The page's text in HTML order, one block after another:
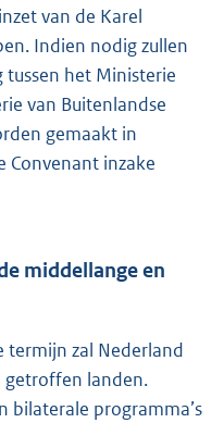
van de Karel
Indien nodig zullen
het Ministerie
van Buitenlandse
gemaakt in
Convenant inzake
middellange en
termijn zal Nederland
getroffen landen.
bilaterale programma’s